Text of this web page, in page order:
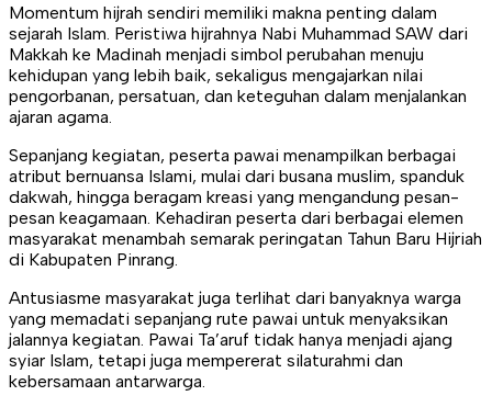
Momentum hijrah sendiri memiliki makna penting dalam
sejarah Islam. Peristiwa hijrahnya Nabi Muhammad SAW dari
Makkah ke Madinah menjadi simbol perubahan menuju
kehidupan yang lebih baik, sekaligus mengajarkan nilai
pengorbanan, persatuan, dan keteguhan dalam menjalankan
ajaran agama.
Sepanjang kegiatan, peserta pawai menampilkan berbagai
atribut bernuansa Islami, mulai dari busana muslim, spanduk
dakwah, hingga beragam kreasi yang mengandung pesan-
pesan keagamaan. Kehadiran peserta dari berbagai elemen
masyarakat menambah semarak peringatan Tahun Baru Hijriah
di Kabupaten Pinrang.
Antusiasme masyarakat juga terlihat dari banyaknya warga
yang memadati sepanjang rute pawai untuk menyaksikan
jalannya kegiatan. Pawai Ta’aruf tidak hanya menjadi ajang
syiar Islam, tetapi juga mempererat silaturahmi dan
kebersamaan antarwarga.